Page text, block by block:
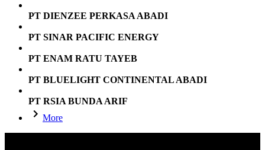
PT DIENZEE PERKASA ABADI
PT SINAR PACIFIC ENERGY
PT ENAM RATU TAYEB
PT BLUELIGHT CONTINENTAL ABADI
PT RSIA BUNDA ARIF
More